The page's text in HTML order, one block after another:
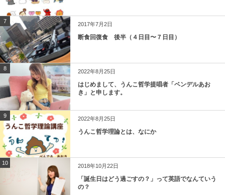
7 2017年7月2日
断食回復食 後半（４日目〜７日目）
8 2022年8月25日
はじめまして、うんこ哲学提唱者「ベンデルあお
き」と申します。
9 2022年8月25日
うんこ哲学理論とは、なにか
10 2018年10月22日
「誕生日はどう過ごすの？」って英語でなんていう
の？